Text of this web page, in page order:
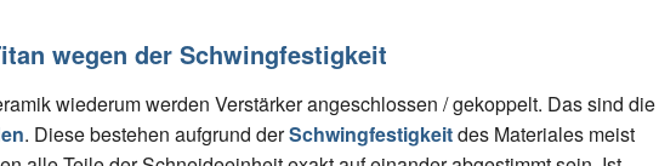
wegen der Schwingfestigkeit
wiederum werden Verstärker angeschlossen / gekoppelt. Das sind die
. Diese bestehen aufgrund derSchwingfestigkeitdes Materiales meist